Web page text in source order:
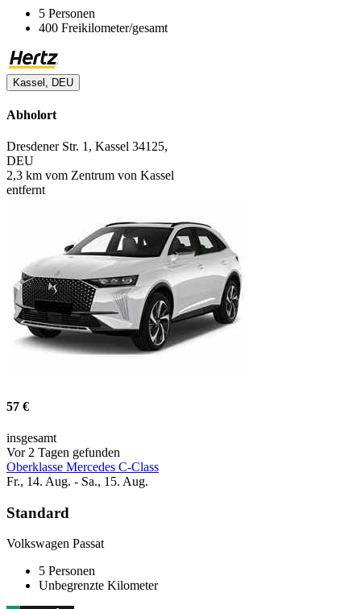
5 Personen
400 Freikilometer/gesamt
Kassel, DEU
Abholort
Dresdener Str. 1, Kassel 34125,
DEU
2,3 km vom Zentrum von Kassel
entfernt
57 €
insgesamt
Vor 2 Tagen gefunden
Oberklasse Mercedes C-Class
Fr., 14. Aug. - Sa., 15. Aug.
Standard
Volkswagen Passat
5 Personen
Unbegrenzte Kilometer